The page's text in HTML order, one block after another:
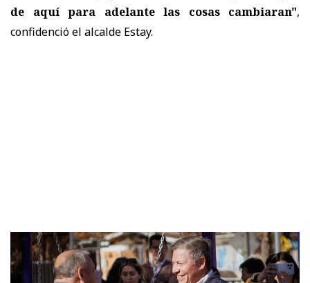
de aquí para adelante las cosas cambiaran",
confidenció el alcalde Estay.